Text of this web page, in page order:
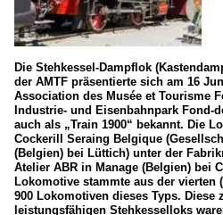
Die Stehkessel-Dampflok
der AMTF präsentierte sich am 16
Association des Musée et Tourisme
Industrie- und Eisenbahnpark Fond-
auch als „Train 1900“ bekannt. Die
Cockerill Seraing Belgique
(Belgien) bei Lüttich) unter der
Atelier ABR in Manage (Belgien) bei
Lokomotive stammte aus der vierten
900 Lokomotiven dieses Typs. Diese
leistungsfähigen Stehkesselloks